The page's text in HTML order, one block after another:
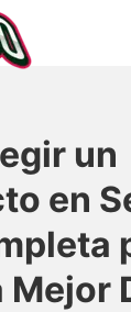
un
en
Mejor